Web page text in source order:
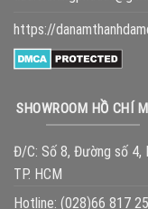
https://
SHOWROOM HỒ CHÍ
Đ/C: Số 8, Đường số 4,
TP. HCM
Hotline: (028)66 817